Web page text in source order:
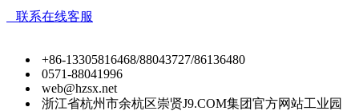
联系在线客服
+86-13305816468/88043727/86136480
0571-88041996
web@hzsx.net
浙江省杭州市余杭区崇贤J9.COM集团官方网站工业园